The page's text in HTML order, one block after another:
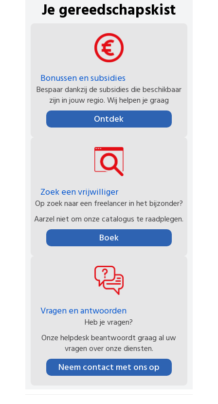
Je gereedschapskist
Bonussen en subsidies
Bespaar dankzij de subsidies die beschikbaar
zijn in jouw regio. Wij helpen je graag
Ontdek
Zoek een vrijwilliger
Op zoek naar een freelancer in het bijzonder?
Aarzel niet om onze catalogus te raadplegen.
Boek
Vragen en antwoorden
Heb je vragen?
Onze helpdesk beantwoordt graag al uw
vragen over onze diensten.
Neem contact met ons op